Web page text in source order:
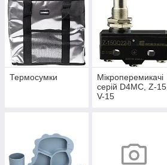
Термосумки
Мікроперемикачі
серій D4MC, Z-15,
V-15